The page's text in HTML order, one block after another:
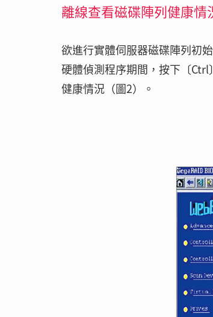
離線查看磁碟陣列健康情
欲進行實體伺服器磁碟陣列初
硬體偵測程序期間，按下〔
健康情況（圖2）。